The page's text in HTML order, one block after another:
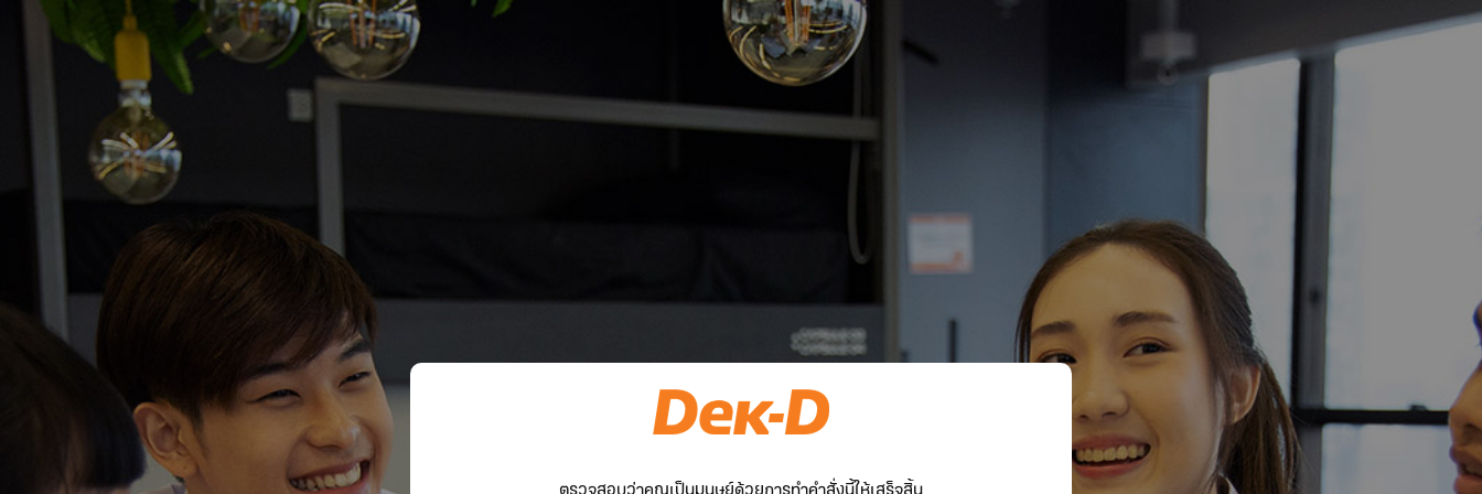
ตรวจสอบว่าคุณเป็นมนุษย์ด้วยการทำคำสั่งนี้ให้เสร็จสิ้น